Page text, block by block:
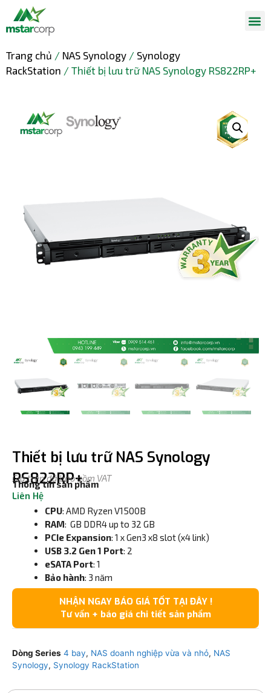
Trang chủ / NAS Synology / Synology
RackStation / Thiết bị lưu trữ NAS Synology RS822RP+
Thiết bị lưu trữ NAS Synology
RS822RP+
Liên Hệ
Giá trên đã bao gồm VAT
Thông tin sản phẩm
CPU: AMD Ryzen V1500B
RAM: GB DDR4 up to 32 GB
PCIe Expansion: 1 x Gen3 x8 slot (x4 link)
USB 3.2 Gen 1 Port: 2
eSATA Port: 1
Bảo hành: 3 năm
NHẬN NGAY BÁO GIÁ TỐT TẠI ĐÂY !
Tư vấn + báo giá chi tiết sản phẩm
Dòng Series 4 bay, NAS doanh nghiệp vừa và nhỏ, NAS
Synology, Synology RackStation